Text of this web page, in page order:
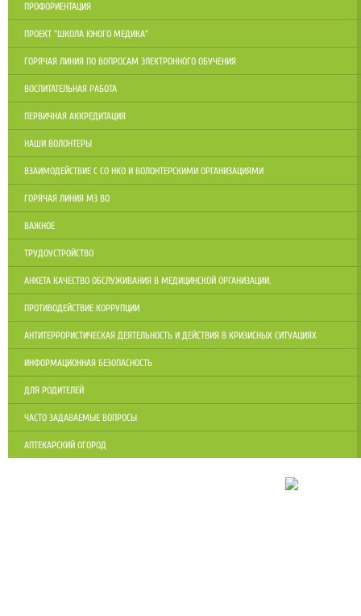
ПРОФОРИЕНТАЦИЯ
ПРОЕКТ "ШКОЛА ЮНОГО МЕДИКА"
ГОРЯЧАЯ ЛИНИЯ ПО ВОПРОСАМ ЭЛЕКТРОННОГО ОБУЧЕНИЯ
ВОСПИТАТЕЛЬНАЯ РАБОТА
ПЕРВИЧНАЯ АККРЕДИТАЦИЯ
НАШИ ВОЛОНТЕРЫ
ВЗАИМОДЕЙСТВИЕ С СО НКО И ВОЛОНТЕРСКИМИ ОРГАНИЗАЦИЯМИ
ГОРЯЧАЯ ЛИНИЯ МЗ ВО
ВАЖНОЕ
ТРУДОУСТРОЙСТВО
АНКЕТА КАЧЕСТВО ОБСЛУЖИВАНИЯ В МЕДИЦИНСКОЙ ОРГАНИЗАЦИИ.
ПРОТИВОДЕЙСТВИЕ КОРРУПЦИИ
АНТИТЕРРОРИСТИЧЕСКАЯ ДЕЯТЕЛЬНОСТЬ И ДЕЙСТВИЯ В КРИЗИСНЫХ СИТУАЦИЯХ
ИНФОРМАЦИОННАЯ БЕЗОПАСНОСТЬ
ДЛЯ РОДИТЕЛЕЙ
ЧАСТО ЗАДАВАЕМЫЕ ВОПРОСЫ
АПТЕКАРСКИЙ ОГОРОД